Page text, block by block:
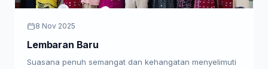
8 Nov 2025
Lembaran Baru
Suasana penuh semangat dan kehangatan menyelimuti